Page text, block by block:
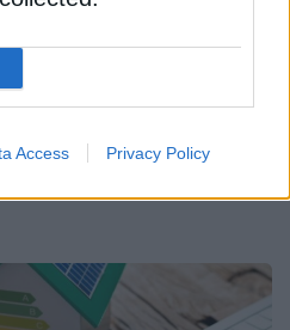
Access Privacy Policy
φωτοβολταϊκά 3,32